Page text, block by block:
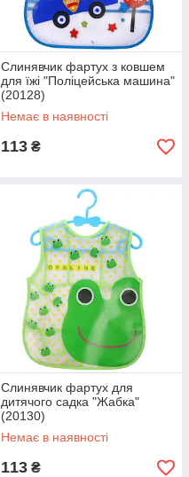
Слинявчик фартух з ковшем
для їжі "Поліцейська машина"
(20128)
Немає в наявності
113 ₴
Слинявчик фартух для
дитячого садка "Жабка"
(20130)
Немає в наявності
113 ₴